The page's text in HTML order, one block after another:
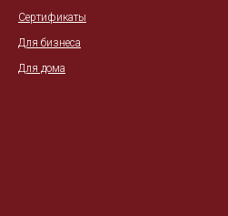
Сертификаты
Для бизнеса
Для дома